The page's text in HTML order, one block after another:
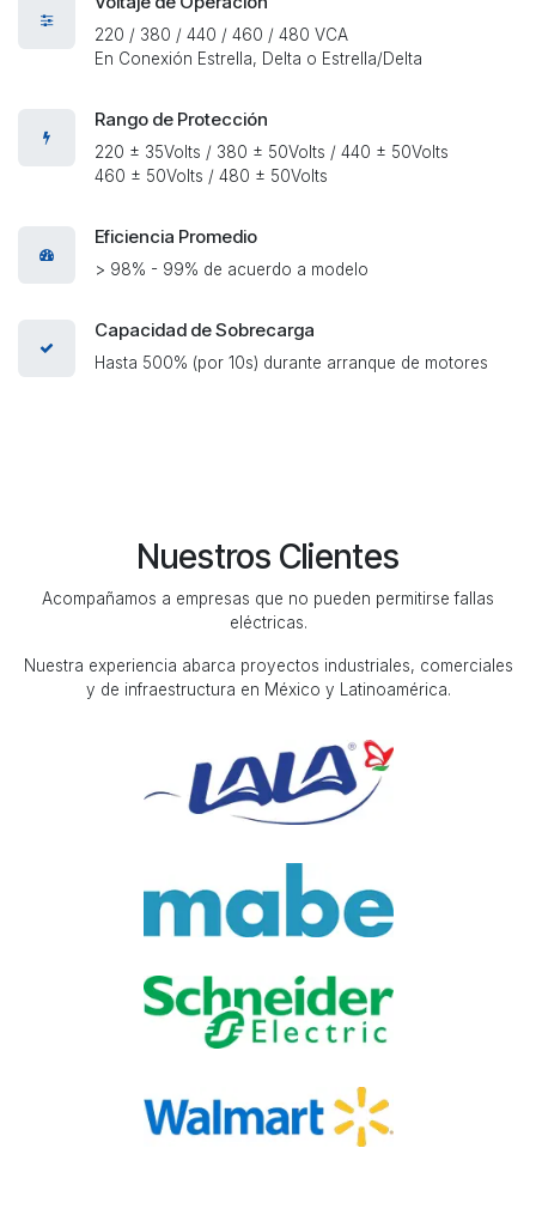
220 / 380 / 440 / 460 / 480 VCA
En Conexión Estrella, Delta o Estrella/Delta
Rango de Protección
220 ± 35Volts / 380 ± 50Volts / 440 ± 50Volts
460 ± 50Volts / 480 ± 50Volts
Eficiencia Promedio
> 98% - 99% de acuerdo a modelo
Capacidad de Sobrecarga
Hasta 500% (por 10s) durante arranque de motores
Nuestros Clientes
Acompañamos a empresas que no pueden permitirse fallas
eléctricas.
Nuestra experiencia abarca proyectos industriales, comerciales
y de infraestructura en México y Latinoamérica.